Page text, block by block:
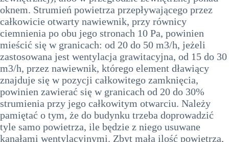
oknem. Strumień powietrza przepływającego przez
całkowicie otwarty nawiewnik, przy równicy
ciemnienia po obu jego stronach 10 Pa, powinien
mieścić się w granicach: od 20 do 50 m3/h, jeżeli
zastosowana jest wentylacja grawitacyjna, od 15 do 30
m3/h, przez nawiewnik, którego element dławiący
znajduje się w pozycji całkowitego zamknięcia,
powinien zawierać się w granicach od 20 do 30%
strumienia przy jego całkowitym otwarciu. Należy
pamiętać o tym, że do budynku trzeba doprowadzić
tyle samo powietrza, ile będzie z niego usuwane
kanałami wentylacyjnymi. Zbyt mała ilość powietrza,